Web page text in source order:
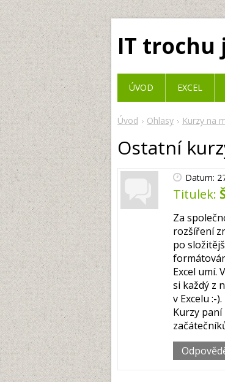
IT trochu
Úvod Ohlasy Kurzy na
Ostatní
Datum:
Titulek:
Za
rozšíření
po
Excel umí.
si každý z
v Excelu :-).
Kurzy
ÚVOD EXCEL